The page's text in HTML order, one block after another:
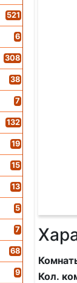
521
6
308
38
7
132
19
15
13
5
7
68
9
Кол.